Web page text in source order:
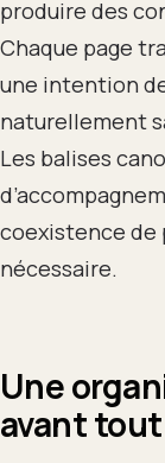
produire des
Chaque page
une intention
naturellement
Les balises
coexistence de
nécessaire.
Une
avant tout